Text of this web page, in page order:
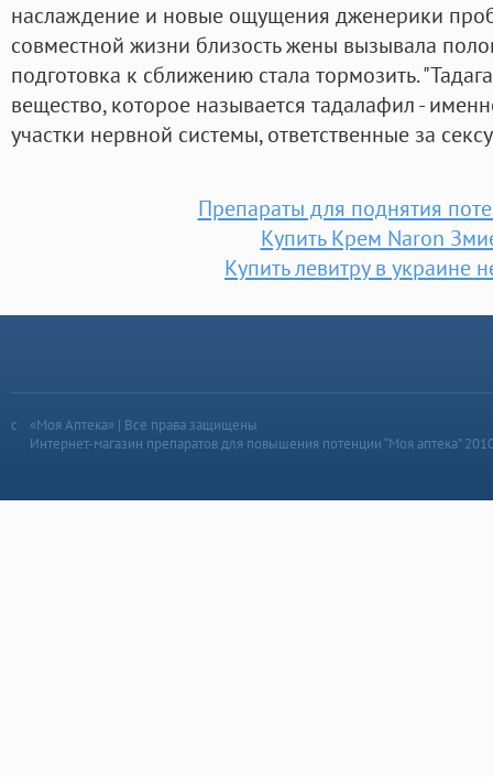
наслаждение и новые ощущения дженерики
совместной жизни близость жены вызывала
подготовка к сближению стала тормозить.
вещество, которое называется тадалафил -
участки нервной системы, ответственные за
Препараты для поднятия
Купить Крем Naron
Купить левитру в украине
«Моя Аптека» | Все права защищены
Интернет-магазин препаратов для повышения потенции “Моя аптека”